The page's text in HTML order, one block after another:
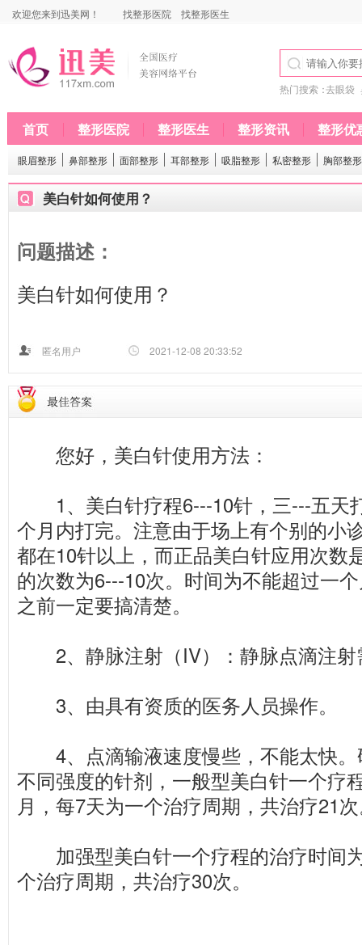
欢迎您来到迅美网！ 找整形医院 找整形医生
热门搜索：去眼袋
首页 整形医院 整形医生 整形资讯 整形优
眼眉整形 鼻部整形 面部整形 耳部整形 吸脂整形 私密整形 胸部整形
美白针如何使用？
问题描述：
美白针如何使用？
匿名用户 2021-12-08 20:33:52
您好，美白针使用方法：
1、美白针疗程6---10针，三---五天
个月内打完。注意由于场上有个别的小
都在10针以上，而正品美白针应用次数
的次数为6---10次。时间为不能超过一
之前一定要搞清楚。
2、静脉注射（IV）：静脉点滴注
3、由具有资质的医务人员操作。
4、点滴输液速度慢些，不能太快。
不同强度的针剂，一般型美白针一个疗
月，每7天为一个治疗周期，共治疗21
加强型美白针一个疗程的治疗时间
个治疗周期，共治疗30次。